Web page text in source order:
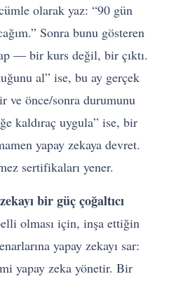
olarak yaz: “90 gün
Sonra bunu gösteren
— bir kurs değil, bir çıktı.
al” ise, bu ay gerçek
ve önce/sonra durumunu
kaldıraç uygula” ise, bir
yapay zekaya devret.
sertifikaları yener.
bir güç çoğaltıcı
olması için, inşa ettiğin
yapay zekayı sar:
yapay zeka yönetir. Bir